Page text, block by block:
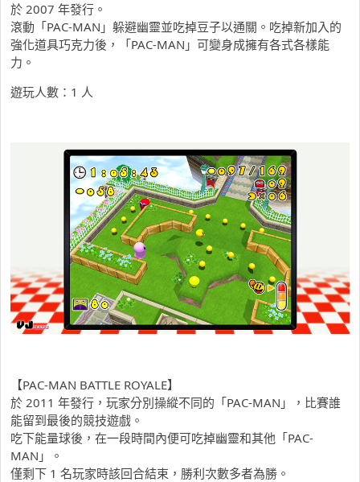
於 2007 年發行。
滾動「PAC-MAN」躲避幽靈並吃掉豆子以通關。吃掉新加入的
強化道具巧克力後，「PAC-MAN」可變身成擁有各式各樣能
力。
遊玩人數：1 人
【PAC-MAN BATTLE ROYALE】
於 2011 年發行，玩家分別操縱不同的「PAC-MAN」，比賽誰
能留到最後的競技遊戲。
吃下能量球後，在一段時間內便可吃掉幽靈和其他「PAC-
MAN」。
僅剩下 1 名玩家時該回合結束，勝利次數多者為勝。